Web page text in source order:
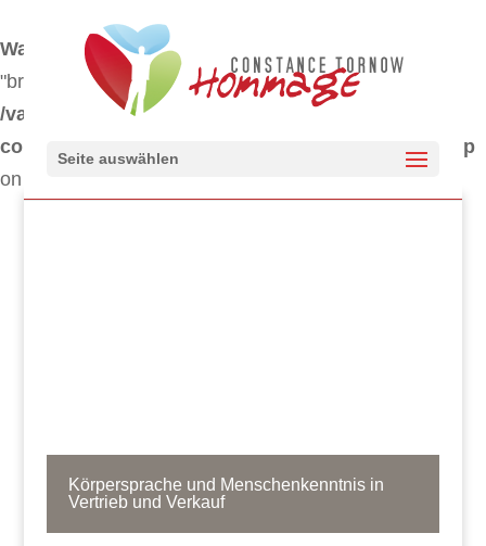
Warning
: "continue" targeting switch is equivalent to
"break". Did you mean to use "continue 2"? in
/var/www/clients/client347/web1424/web/wp-
content/themes/Divi/includes/builder/functions.php
on line
Seite auswählen
Körpersprache und Menschenkenntnis in
Vertrieb und Verkauf